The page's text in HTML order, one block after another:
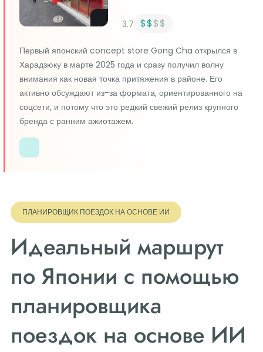
3.7 $$$$
Первый японский concept store Gong Cha открылся в
Харадзюку в марте 2025 года и сразу получил волну
внимания как новая точка притяжения в районе. Его
активно обсуждают из-за формата, ориентированного на
соцсети, и потому что это редкий свежий релиз крупного
бренда с ранним ажиотажем.
ПЛАНИРОВЩИК ПОЕЗДОК НА ОСНОВЕ ИИ
Идеальный маршрут
по Японии с помощью
планировщика
поездок на основе ИИ